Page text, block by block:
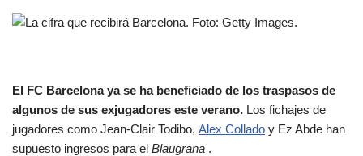
El FC Barcelona ya se ha beneficiado de los traspasos de
algunos de sus exjugadores este verano. Los fichajes de
jugadores como Jean-Clair Todibo, Alex Collado y Ez Abde han
supuesto ingresos para el Blaugrana .